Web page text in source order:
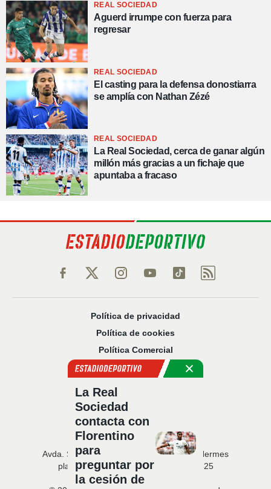
REAL SOCIEDAD
Aguerd irrumpe con fuerza para
regresar
REAL SOCIEDAD
El casting para la defensa donostiarra
se amplía con Nathan Zézé
REAL SOCIEDAD
La Real Sociedad, cerca de ganar algún
millón más gracias a un fichaje que
apuntaba a fracaso
Política de privacidad
Política de cookies
Política Comercial
Aviso legal
Sobre nosotros
Código Ético
Avda. San Francisco Javier, 22 · Edificio Hermes
planta 5 · 41018 Sevilla · T. 954 216 525
La Real
Sociedad
contacta con
Florentino
para
preguntar por
la cesión de